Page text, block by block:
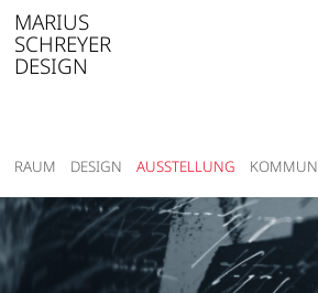
MARIUS
SCHREYER
DESIGN
RAUM DESIGN AUSSTELLUNG